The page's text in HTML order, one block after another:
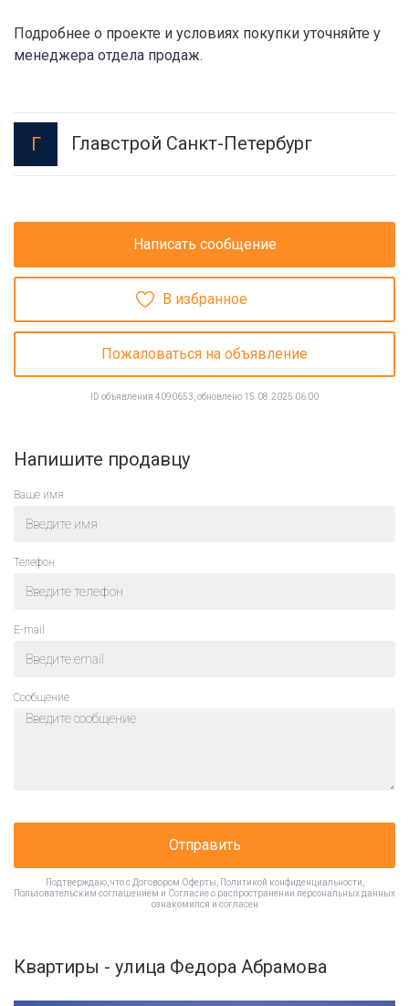
Подробнее о проекте и условиях покупки уточняйте у
менеджера отдела продаж.
Г Главстрой Санкт-Петербург
Написать сообщение
В избранное
Пожаловаться на объявление
ID объявления 4090653, обновлено 15.08.2025 06:00
Напишите продавцу
Ваше имя
Телефон
E-mail
Cообщение
Отправить
Подтверждаю, что с Договором Оферты Политикой конфиденциальности
Пользовательским соглашением и Согласие о распространении персональных данных
ознакомился и согласен
Квартиры - улица Федора Абрамова